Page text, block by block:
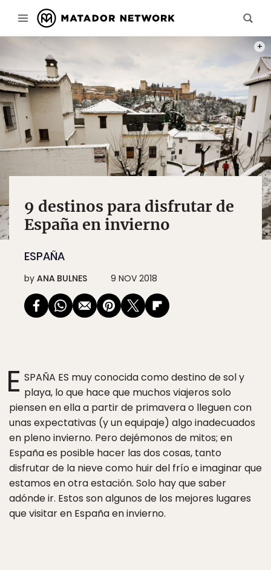
9 destinos para disfrutar de
España en invierno
ESPAÑA
by ANA BULNES 9 NOV 2018
E SPAÑA ES muy conocida como destino de sol y
playa, lo que hace que muchos viajeros solo
piensen en ella a partir de primavera o lleguen con
unas expectativas (y un equipaje) algo inadecuados
en pleno invierno. Pero dejémonos de mitos; en
España es posible hacer las dos cosas, tanto
disfrutar de la nieve como huir del frío e imaginar que
estamos en otra estación. Solo hay que saber
adónde ir. Estos son algunos de los mejores lugares
que visitar en España en invierno.